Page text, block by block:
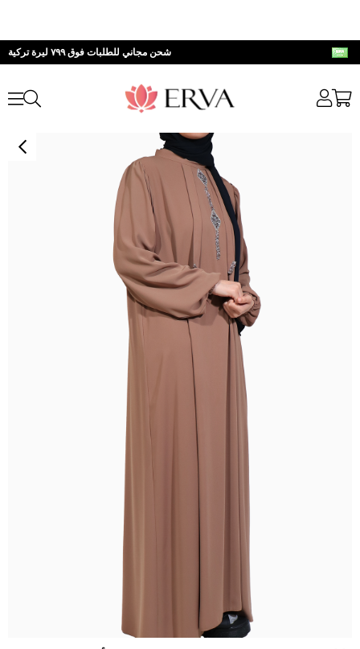
شحن مجاني للطلبات فوق ٧٩٩ ليرة تركية